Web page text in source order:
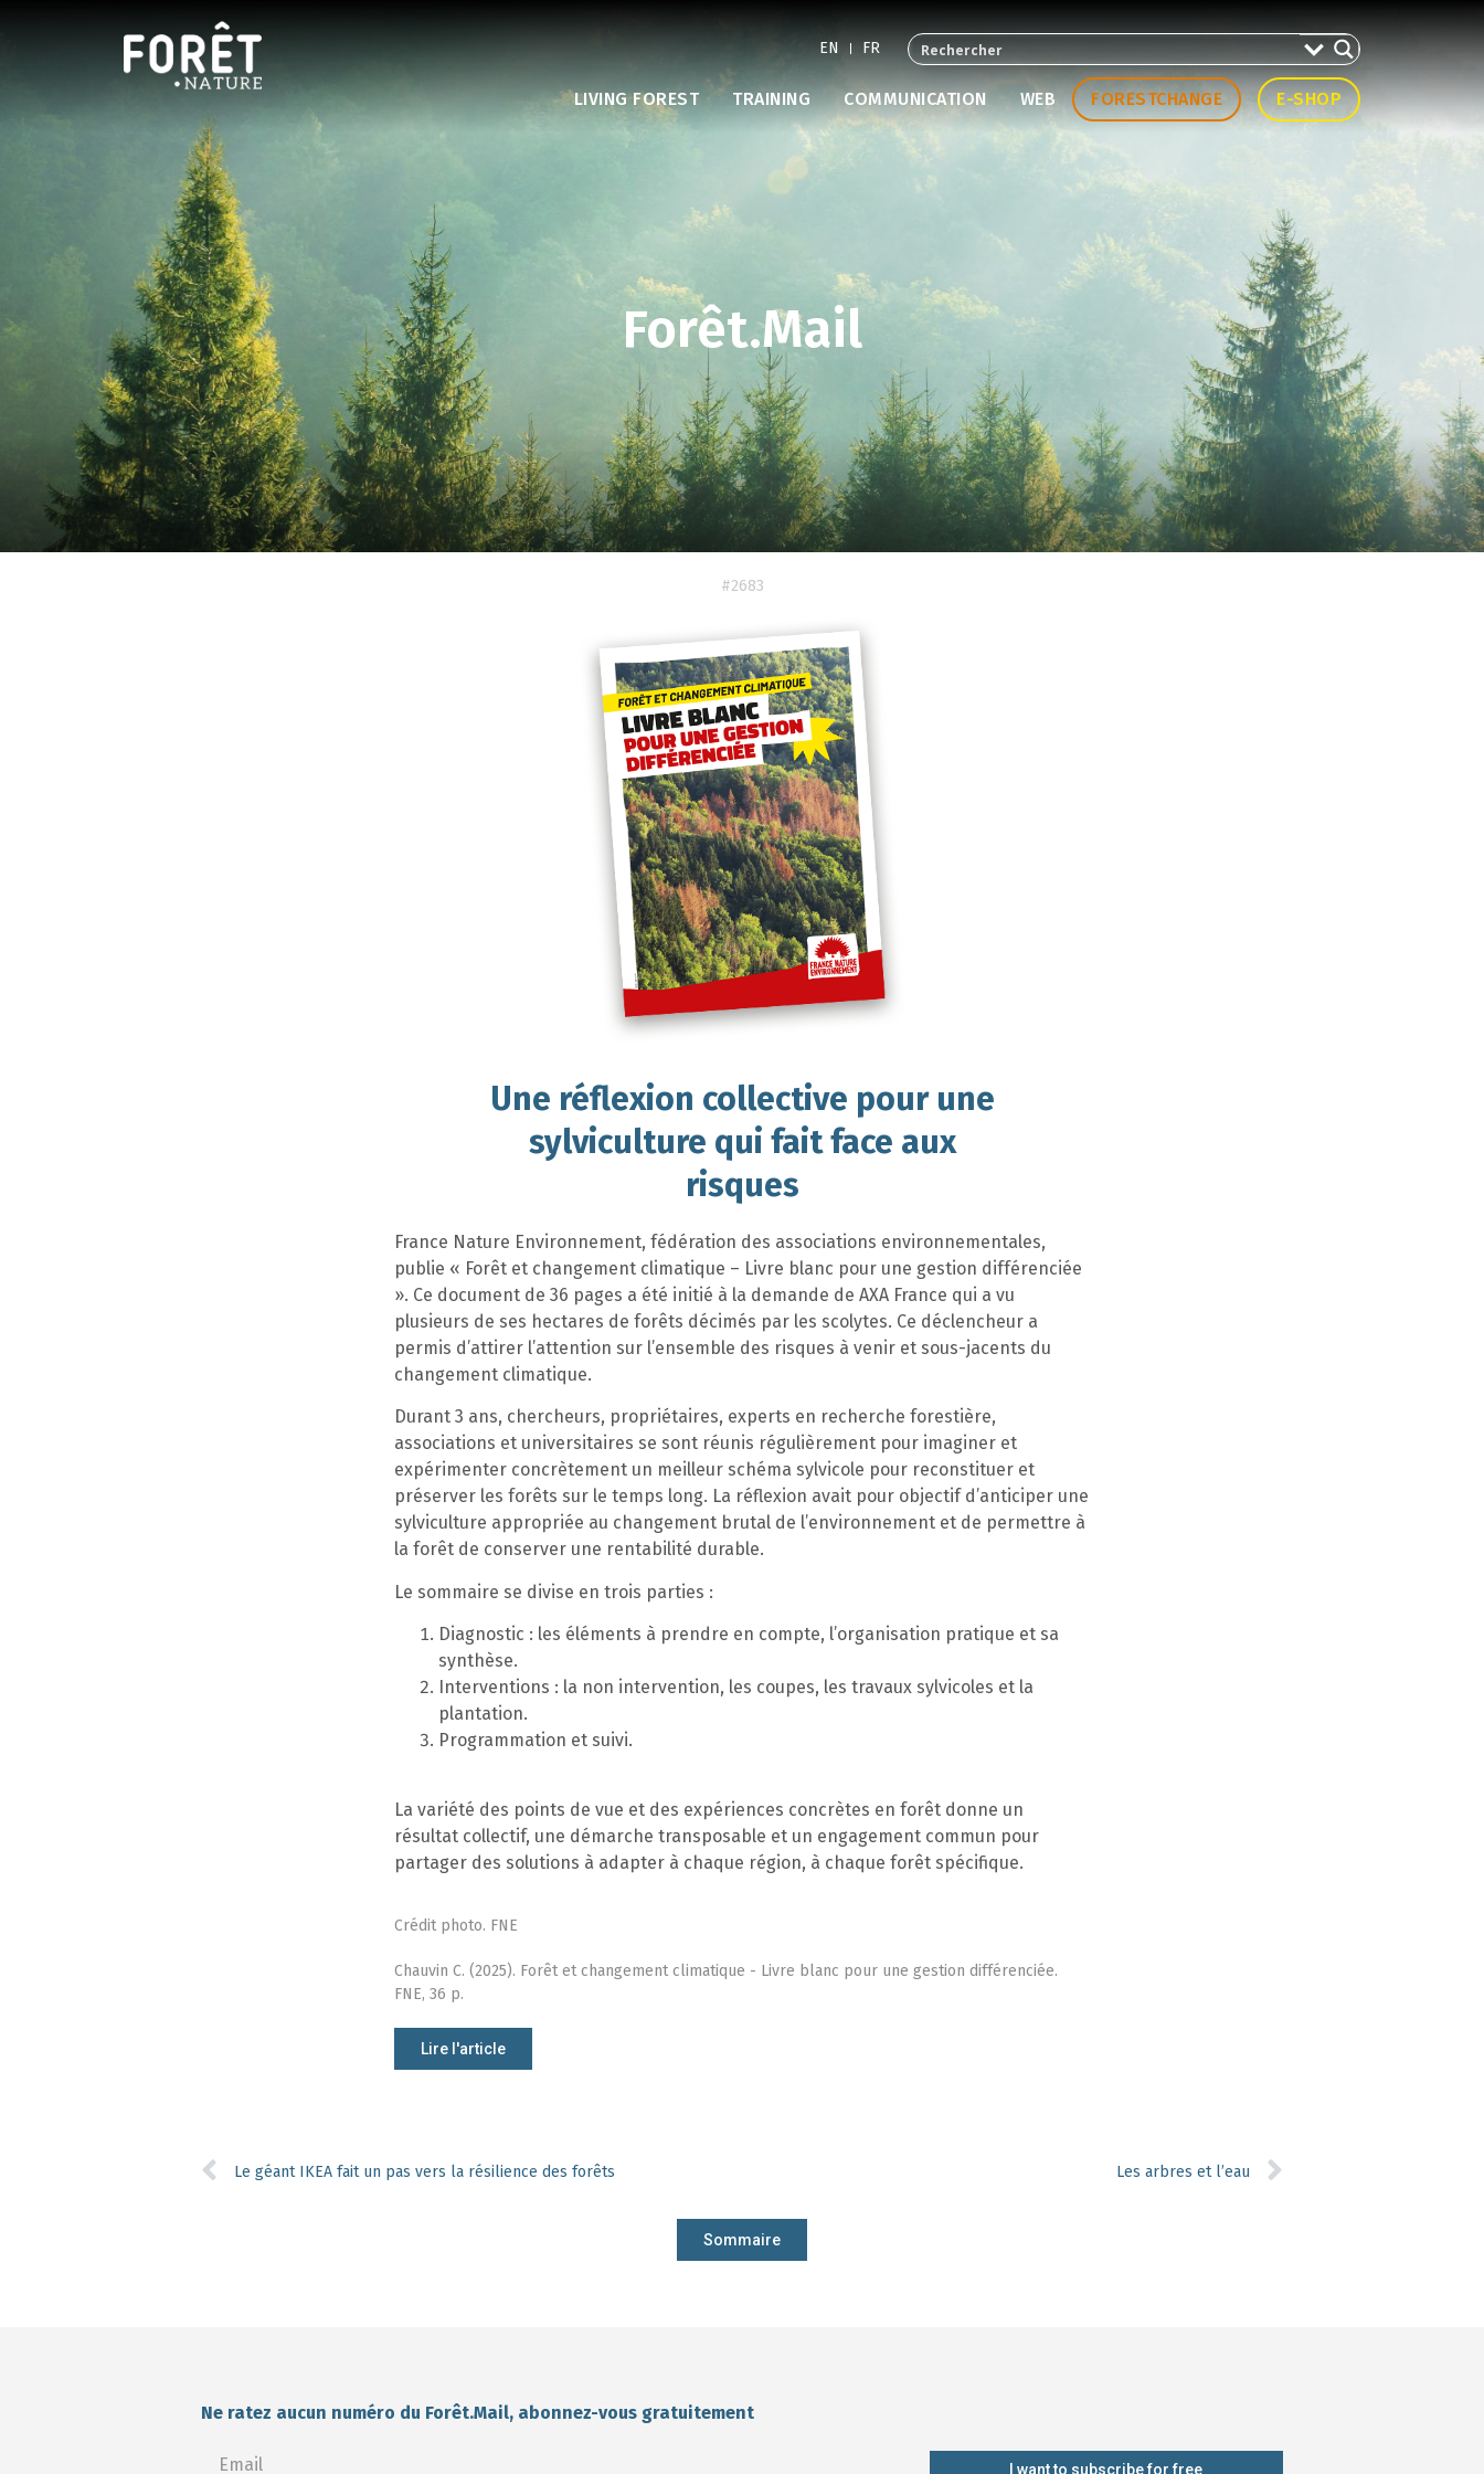
EN FR
LIVING FOREST TRAINING COMMUNICATION WEB FORESTCHANGE E-SHOP
Forêt.Mail
#2683
Une réflexion collective pour une
sylviculture qui fait face aux
risques
France Nature Environnement, fédération des associations environnementales,
publie « Forêt et changement climatique – Livre blanc pour une gestion différenciée
». Ce document de 36 pages a été initié à la demande de AXA France qui a vu
plusieurs de ses hectares de forêts décimés par les scolytes. Ce déclencheur a
permis d’attirer l’attention sur l’ensemble des risques à venir et sous-jacents du
changement climatique.
Durant 3 ans, chercheurs, propriétaires, experts en recherche forestière,
associations et universitaires se sont réunis régulièrement pour imaginer et
expérimenter concrètement un meilleur schéma sylvicole pour reconstituer et
préserver les forêts sur le temps long. La réflexion avait pour objectif d’anticiper une
sylviculture appropriée au changement brutal de l’environnement et de permettre à
la forêt de conserver une rentabilité durable.
Le sommaire se divise en trois parties :
Diagnostic : les éléments à prendre en compte, l’organisation pratique et sa
synthèse.
Interventions : la non intervention, les coupes, les travaux sylvicoles et la
plantation.
Programmation et suivi.
La variété des points de vue et des expériences concrètes en forêt donne un
résultat collectif, une démarche transposable et un engagement commun pour
partager des solutions à adapter à chaque région, à chaque forêt spécifique.
Crédit photo. FNE
Chauvin C. (2025). Forêt et changement climatique - Livre blanc pour une gestion différenciée.
FNE, 36 p.
Lire l'article
Le géant IKEA fait un pas vers la résilience des forêts Les arbres et l’eau
Sommaire
Ne ratez aucun numéro du Forêt.Mail, abonnez-vous gratuitement
I want to subscribe for free